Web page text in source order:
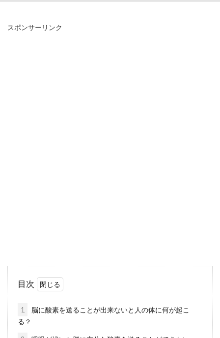
スポンサーリンク
目次
1
脳に酸素を送ることが出来ないと人の体に何が起こ
る？